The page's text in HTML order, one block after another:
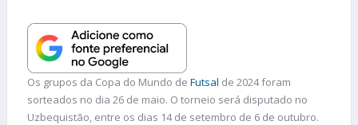
Os grupos da Copa do Mundo de Futsal de 2024 foram
sorteados no dia 26 de maio. O torneio será disputado no
Uzbequistão, entre os dias 14 de setembro de 6 de outubro.